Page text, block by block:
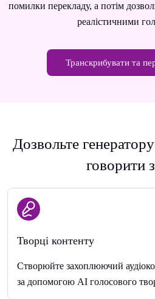
помилки перекладу, а потім
реалістичними
Транскрибувати та
Дозвольте
говорити
Творці контенту
Створюйте захоплюючий
за допомогою AI голосового